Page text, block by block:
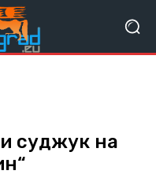
суджук на